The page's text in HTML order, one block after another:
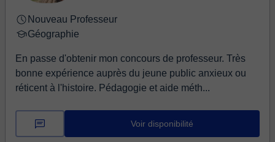
Nouveau Professeur
Géographie
En passe d'obtenir mon concours de professeur. Très
bonne expérience auprès du jeune public anxieux ou
réticent à l'histoire. Pédagogie et aide méth...
Voir disponibilité